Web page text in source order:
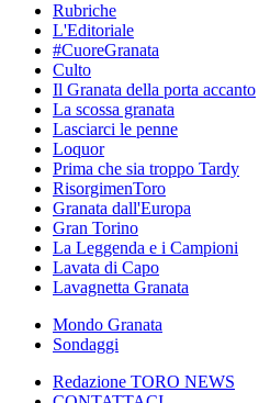
Rubriche
L'Editoriale
#CuoreGranata
Culto
Il Granata della porta accanto
La scossa granata
Lasciarci le penne
Loquor
Prima che sia troppo Tardy
RisorgimenToro
Granata dall'Europa
Gran Torino
La Leggenda e i Campioni
Lavata di Capo
Lavagnetta Granata
Mondo Granata
Sondaggi
Redazione TORO NEWS